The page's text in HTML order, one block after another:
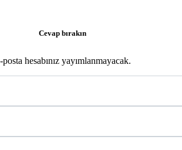
Cevap bırakın
posta hesabınız yayımlanmayacak.